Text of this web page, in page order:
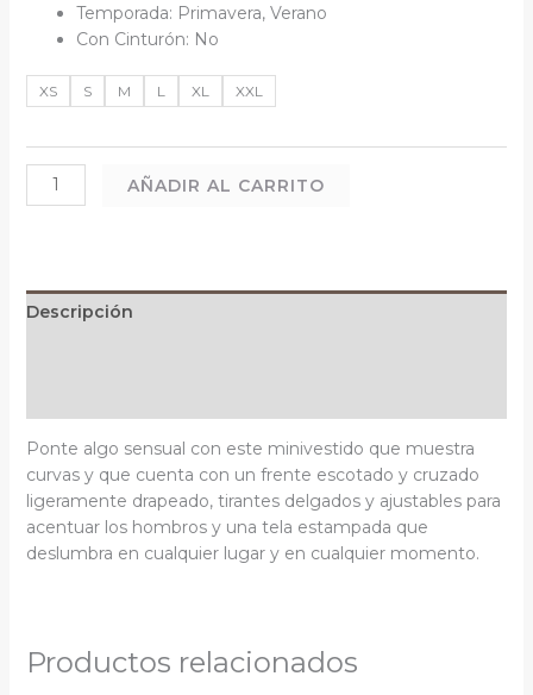
Temporada: Primavera, Verano
Con Cinturón: No
XS S M L XL XXL
AÑADIR AL CARRITO
Descripción
Ponte algo sensual con este minivestido que muestra
curvas y que cuenta con un frente escotado y cruzado
ligeramente drapeado, tirantes delgados y ajustables para
acentuar los hombros y una tela estampada que
deslumbra en cualquier lugar y en cualquier momento.
Productos relacionados